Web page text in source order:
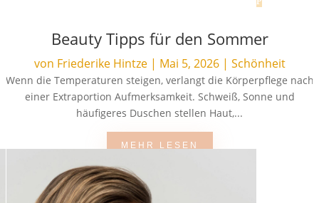
Beauty Tipps für den Sommer
von Friederike Hintze| Mai 5, 2026| Schönheit
Wenn die Temperaturen steigen, verlangt die Körperpflege nach
einer Extraportion Aufmerksamkeit. Schweiß, Sonne und
häufigeres Duschen stellen Haut,...
MEHR LESEN